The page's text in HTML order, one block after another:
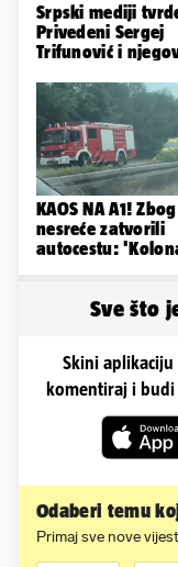
Srpski mediji
Privedeni Sergej
Trifunović i
incident
KAOS NA A1! Zbog
nesreće zatvorili
autocestu:
Sve što
Skini
komentiraj i
Odaberi temu
Primaj sve nove